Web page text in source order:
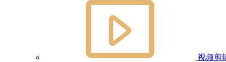
视频剪